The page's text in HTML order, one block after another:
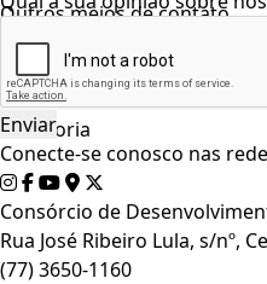
Outros meios de contato
e-SIC
Ouvidoria
Conecte-se conosco nas
Consórcio de
Rua José Ribeiro Lula, s/nº,
(77) 3650-1160